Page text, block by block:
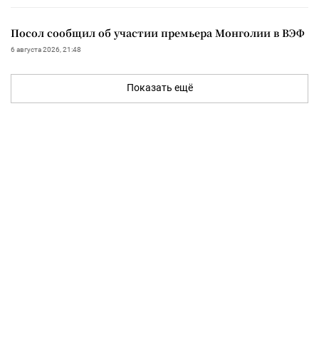
Посол сообщил об участии премьера Монголии в ВЭФ
6 августа 2026, 21:48
Показать ещё